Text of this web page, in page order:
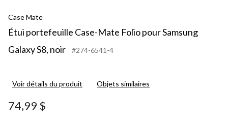
Case Mate
Étui portefeuille Case-Mate Folio pour Samsung
Galaxy S8, noir
#274-6541-4
Voir détails du produit Objets similaires
74,99 $